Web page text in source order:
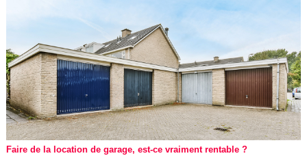
Faire de la location de garage, est-ce vraiment rentable ?